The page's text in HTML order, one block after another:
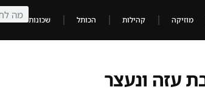
מוזיקה קהילות הכותל שכונות
עזה ונעצר